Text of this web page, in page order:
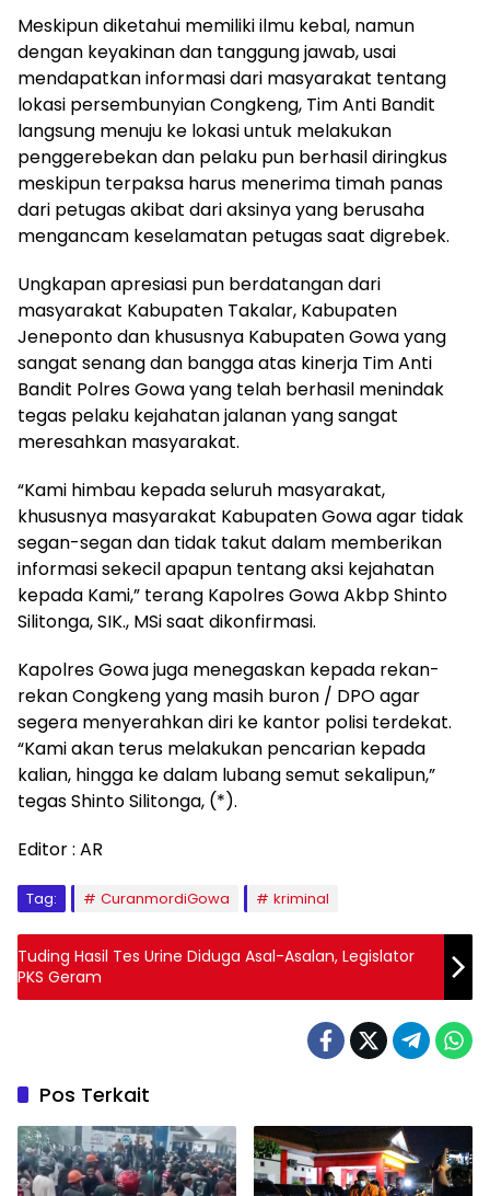
Meskipun diketahui memiliki ilmu kebal, namun
dengan keyakinan dan tanggung jawab, usai
mendapatkan informasi dari masyarakat tentang
lokasi persembunyian Congkeng, Tim Anti Bandit
langsung menuju ke lokasi untuk melakukan
penggerebekan dan pelaku pun berhasil diringkus
meskipun terpaksa harus menerima timah panas
dari petugas akibat dari aksinya yang berusaha
mengancam keselamatan petugas saat digrebek.
Ungkapan apresiasi pun berdatangan dari
masyarakat Kabupaten Takalar, Kabupaten
Jeneponto dan khususnya Kabupaten Gowa yang
sangat senang dan bangga atas kinerja Tim Anti
Bandit Polres Gowa yang telah berhasil menindak
tegas pelaku kejahatan jalanan yang sangat
meresahkan masyarakat.
“Kami himbau kepada seluruh masyarakat,
khususnya masyarakat Kabupaten Gowa agar tidak
segan-segan dan tidak takut dalam memberikan
informasi sekecil apapun tentang aksi kejahatan
kepada Kami,” terang Kapolres Gowa Akbp Shinto
Silitonga, SIK., MSi saat dikonfirmasi.
Kapolres Gowa juga menegaskan kepada rekan-
rekan Congkeng yang masih buron / DPO agar
segera menyerahkan diri ke kantor polisi terdekat.
“Kami akan terus melakukan pencarian kepada
kalian, hingga ke dalam lubang semut sekalipun,”
tegas Shinto Silitonga, (*).
Editor : AR
Tag: CuranmordiGowa kriminal
Tuding Hasil Tes Urine Diduga Asal-Asalan, Legislator
PKS Geram
Pos Terkait